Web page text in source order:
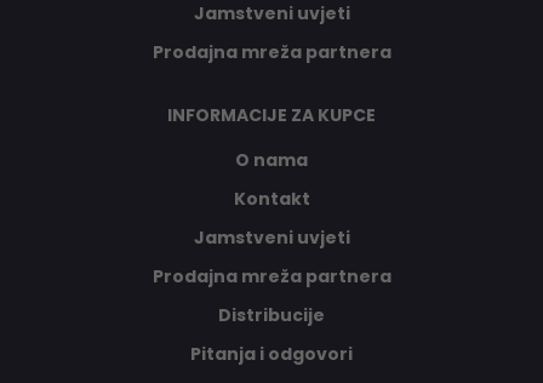
Jamstveni uvjeti
Prodajna mreža partnera
INFORMACIJE ZA KUPCE
O nama
Kontakt
Jamstveni uvjeti
Prodajna mreža partnera
Distribucije
Pitanja i odgovori